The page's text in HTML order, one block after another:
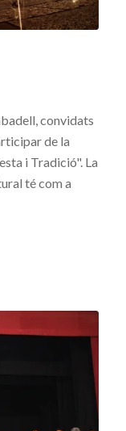
convidats
de la
i Tradició". La
té com a